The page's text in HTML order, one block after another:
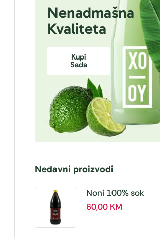
Nenadmašna
Kvaliteta
Kupi
Sada
Nedavni proizvodi
Noni 100% sok
BIO, a 1L – Hanoju
60,00 KM